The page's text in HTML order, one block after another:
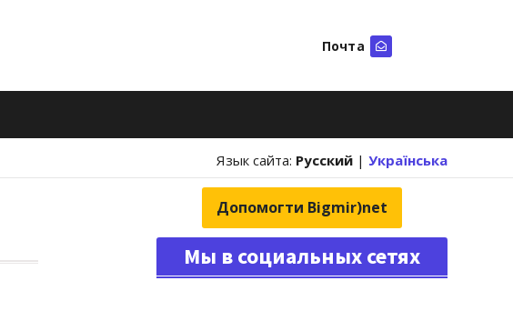
Почта
Язык сайта: Русский | Українська
Допомогти Bigmir)net
Мы в социальных сетях